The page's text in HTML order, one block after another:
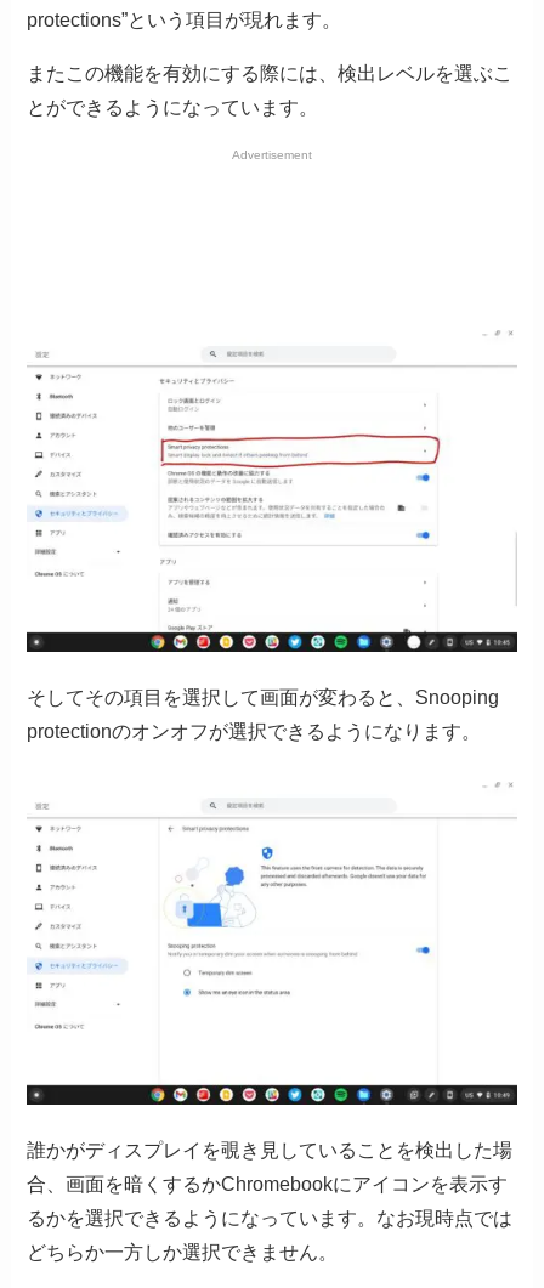
protections”という項目が現れます。
またこの機能を有効にする際には、検出レベルを選ぶこ
とができるようになっています。
Advertisement
そしてその項目を選択して画面が変わると、Snooping
protectionのオンオフが選択できるようになります。
誰かがディスプレイを覗き見していることを検出した場
合、画面を暗くするかChromebookにアイコンを表示す
るかを選択できるようになっています。なお現時点では
どちらか一方しか選択できません。